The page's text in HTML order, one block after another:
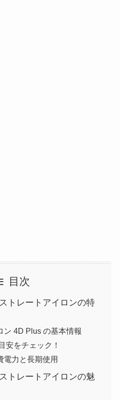
目次
トレートアイロンの特
ン 4D Plus の基本情報
安をチェック！
電力と長期使用
トレートアイロンの魅